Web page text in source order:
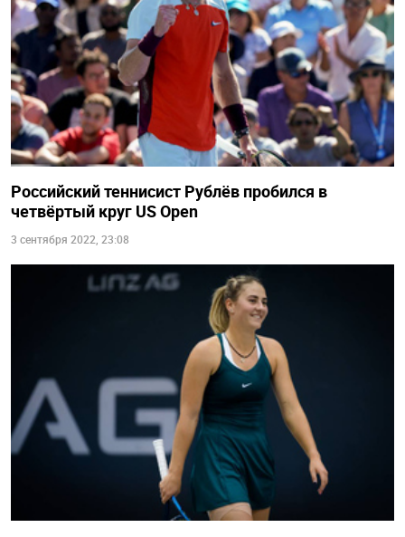
Российский теннисист Рублёв пробился в
четвёртый круг US Open
3 сентября 2022, 23:08